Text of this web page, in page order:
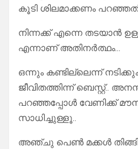
കൂടി ശിലമാക്കണം
നിന്നക്ക് എന്നെ തടയാൻ
എന്നാണ് അതിനർത്ഥം…
ഒന്നും കണ്ടില്ലെന്ന്
ജീവിതത്തിന്ന് ബെസ്റ്റ്..
പറഞ്ഞപ്പോൾ വേണിക്ക്
സാധിച്ചുള്ളൂ..
അഞ്ചു പെൺ മക്കൾ തിങ്ങി